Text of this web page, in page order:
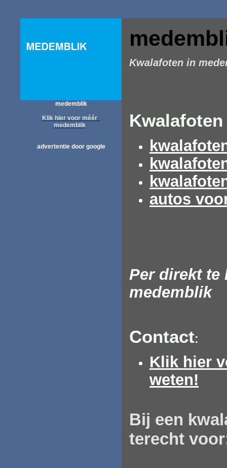
medemblik
Klik hier voor méér
medemblik
advertentie door google
Kwalafoten in
autos
Per direkt te
medemblik
Contact:
Klik hier
weten!
Bij een
terecht